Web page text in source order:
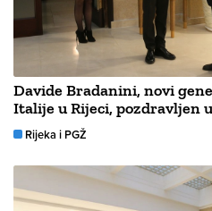
Davide Bradanini, novi
Italije u Rijeci, pozdravljen
Rijeka i PGŽ